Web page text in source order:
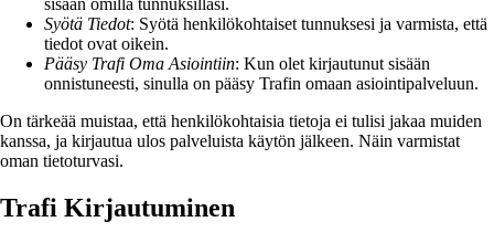
sisään omilla tunnuksillasi.
Syötä Tiedot: Syötä henkilökohtaiset tunnuksesi ja varmista, että
tiedot ovat oikein.
Pääsy Trafi Oma Asiointiin: Kun olet kirjautunut sisään
onnistuneesti, sinulla on pääsy Trafin omaan asiointipalveluun.
On tärkeää muistaa, että henkilökohtaisia tietoja ei tulisi jakaa muiden
kanssa, ja kirjautua ulos palveluista käytön jälkeen. Näin varmistat
oman tietoturvasi.
Trafi Kirjautuminen